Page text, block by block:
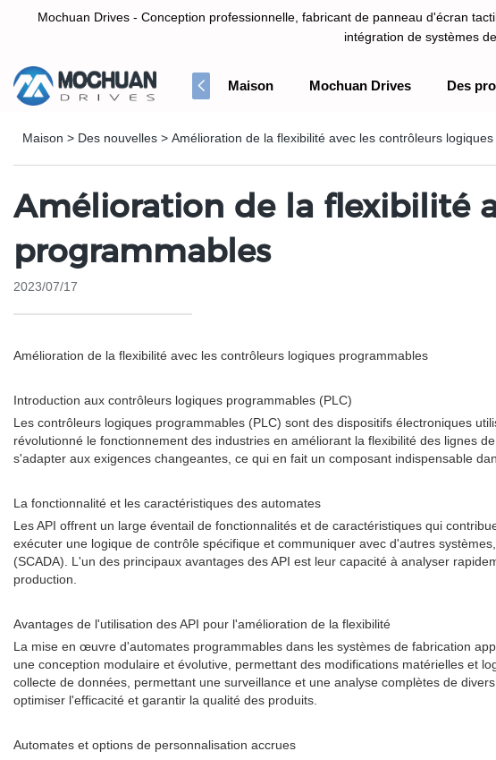
Mochuan Drives - Conception professionnelle, fabricant de panneau d'écran
intégration de systèmes
depuis 2009.
Maison Mochuan Drives Des
Maison > Des nouvelles > Amélioration de la flexibilité avec les contrôleurs
Amélioration de la flexibilité
programmables
2023/07/17
Amélioration de la flexibilité avec les contrôleurs logiques programmables
Introduction aux contrôleurs logiques programmables (PLC)
Les contrôleurs logiques programmables (PLC) sont des dispositifs électroniques
révolutionné le fonctionnement des industries en améliorant la flexibilité des lignes
s'adapter aux exigences changeantes, ce qui en fait un composant indispensable
La fonctionnalité et les caractéristiques des automates
Les API offrent un large éventail de fonctionnalités et de caractéristiques qui
exécuter une logique de contrôle spécifique et communiquer avec d'autres
(SCADA). L'un des principaux avantages des API est leur capacité à analyser
production.
Avantages de l'utilisation des API pour l'amélioration de la flexibilité
La mise en œuvre d'automates programmables dans les systèmes de fabrication
une conception modulaire et évolutive, permettant des modifications matérielles et
collecte de données, permettant une surveillance et une analyse complètes de
optimiser l'efficacité et garantir la qualité des produits.
Automates et options de personnalisation accrues